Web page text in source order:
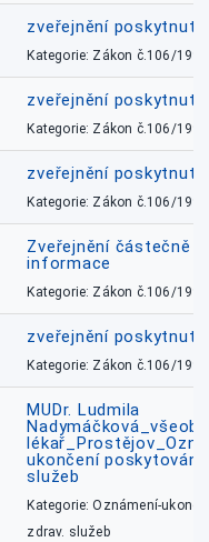
zveřejnění
Kategorie: Zákon č.106/1999
zveřejnění
Kategorie: Zákon č.106/1999
zveřejnění
Kategorie: Zákon č.106/1999
Zveřejnění částečně
informace
Kategorie: Zákon č.106/1999
zveřejnění
Kategorie: Zákon č.106/1999
MUDr. Ludmila
ukončení
služeb
Kategorie: Oznámení-
zdrav. služeb